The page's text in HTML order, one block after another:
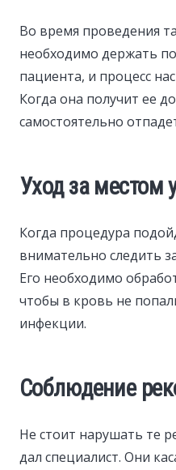
Во время проведения
необходимо держать
пациента, и процесс
Когда она получит ее
самостоятельно
Уход за местом
Когда процедура
внимательно следить
Его необходимо
чтобы в кровь не
инфекции.
Соблюдение
Не стоит нарушать те
дал специалист. Они